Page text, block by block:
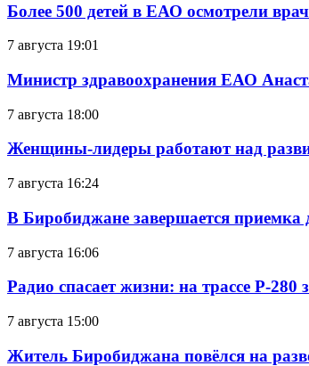
Более 500 детей в ЕАО осмотрели
7 августа 19:01
Министр здравоохранения ЕАО
7 августа 18:00
Женщины-лидеры работают над
7 августа 16:24
В Биробиджане завершается приемка
7 августа 16:06
Радио спасает жизни: на трассе Р-
7 августа 15:00
Житель Биробиджана повёлся на